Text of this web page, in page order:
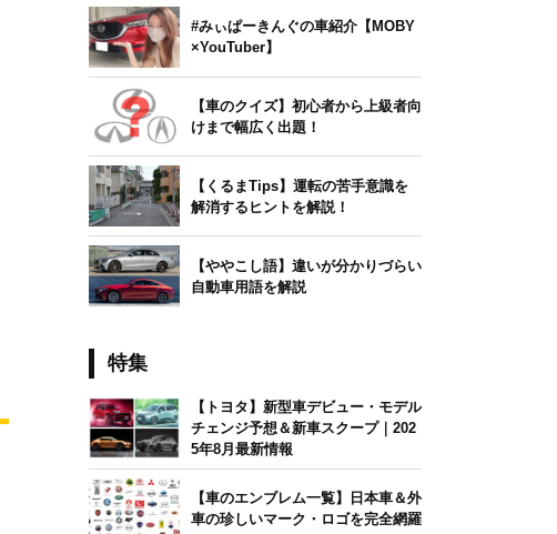
#みぃぱーきんぐの車紹介【MOBY
×YouTuber】
【車のクイズ】初心者から上級者向
けまで幅広く出題！
【くるまTips】運転の苦手意識を
解消するヒントを解説！
【ややこし語】違いが分かりづらい
自動車用語を解説
特集
【トヨタ】新型車デビュー・モデル
チェンジ予想＆新車スクープ｜202
5年8月最新情報
【車のエンブレム一覧】日本車＆外
車の珍しいマーク・ロゴを完全網羅